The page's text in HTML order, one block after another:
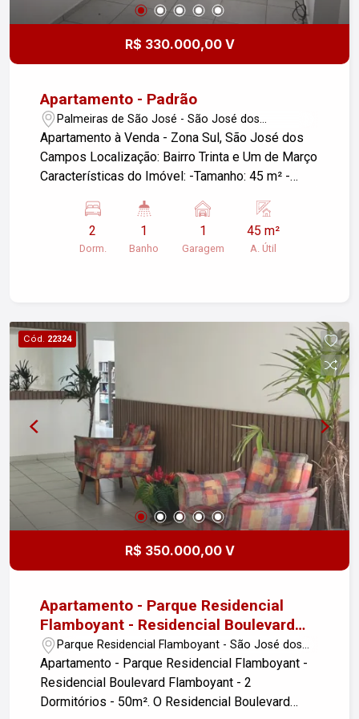
R$ 330.000,00 V
Apartamento - Padrão
Palmeiras de São José - São José dos
Campos/SP
Apartamento à Venda - Zona Sul, São José dos
Campos Localização: Bairro Trinta e Um de Março
Características do Imóvel: -Tamanho: 45 m² -
1 Coberta -Lazer Completo: O condomínio
oferece diversas opções de lazer para toda a
família. Proximidades: -Saúde: Próximo ao
escolas públicas e particulares. -Serviços: Várias
igrejas, farmácias e comércio de alimentos nas
redondezas. Acessibilidade: - Fácil acesso à
Rodovia Presidente Dutra. - Conexão rápida ao
anel viário. Agende uma visita e venha conhecer
seu novo lar!
2
Dorm.
1
Banho
1
Garagem
45 m²
A. Útil
Cód. 22324
R$ 350.000,00 V
Apartamento - Parque Residencial
Flamboyant - Residencial Boulevard
Flamboyant - 2 Dormitórios - 50m².
Parque Residencial Flamboyant - São José dos
Campos/SP
Apartamento - Parque Residencial Flamboyant -
Residencial Boulevard Flamboyant - 2
Dormitórios - 50m². O Residencial Boulevard